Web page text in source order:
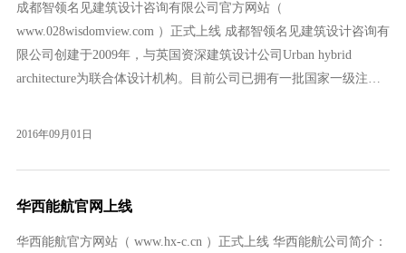
成都智领名见建筑设计咨询有限公司官方网站（
www.028wisdomview.com ）正式上线 成都智领名见建筑设计咨询有
限公司创建于2009年，与英国资深建筑设计公司Urban hybrid
architecture为联合体设计机构。目前公司已拥有一批国家一级注册
项目的概念规划、修建性详规、建筑设计和景观设计等各
2016年09月01日
华西能航官网上线
华西能航官方网站（ www.hx-c.cn ）正式上线 华西能航公司简介：